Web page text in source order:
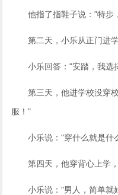
他指了指鞋子说："特步
第二天，小乐从正门进学
小乐回答："安踏，我选
第三天，他进学校没穿校
服！"
小乐说："穿什么就是什
第四天，他穿背心上学，
小乐说："男人，简单就